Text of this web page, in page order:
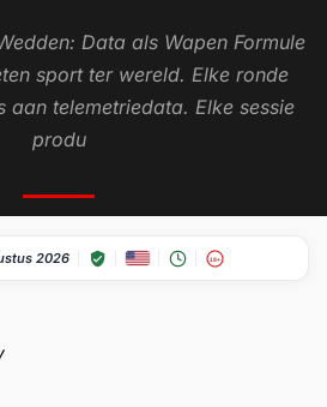
Data als Wapen Formule
sport ter wereld. Elke ronde
aan telemetriedata. Elke sessie
produ
2026 18+